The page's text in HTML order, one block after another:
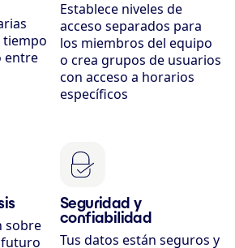
tiempo
entre
Establece niveles de
acceso separados para
los miembros del equipo
o crea grupos de usuarios
con acceso a horarios
específicos
sobre
Seguridad y
confiabilidad
Tus datos están seguros y